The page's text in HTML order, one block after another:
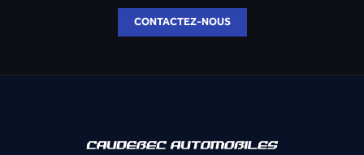
CONTACTEZ-NOUS